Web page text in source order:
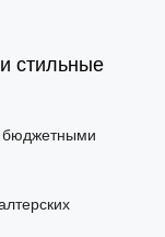
стильные
бюджетными